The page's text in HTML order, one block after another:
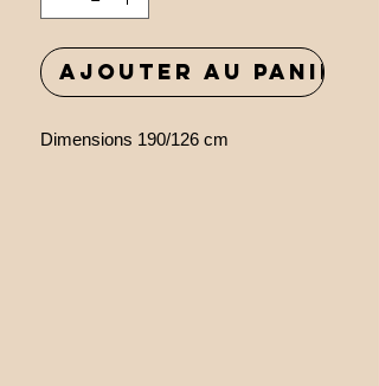
Ajouter au panier
Dimensions 190/126 cm